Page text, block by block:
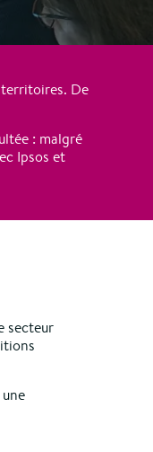
De
: malgré
Ipsos et
secteur